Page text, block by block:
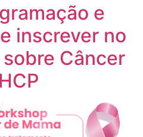
e
inscrever no
Câncer